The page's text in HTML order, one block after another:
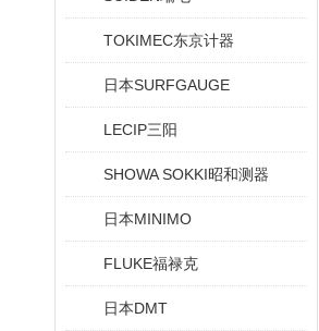
TOKIMEC东京计器
日本SURFGAUGE
LECIP三阳
SHOWA SOKKI昭和测器
日本MINIMO
FLUKE福禄克
日本DMT